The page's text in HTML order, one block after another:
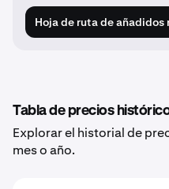
Hoja de ruta de
Tabla de precios
Explorar el historial de
mes o año.